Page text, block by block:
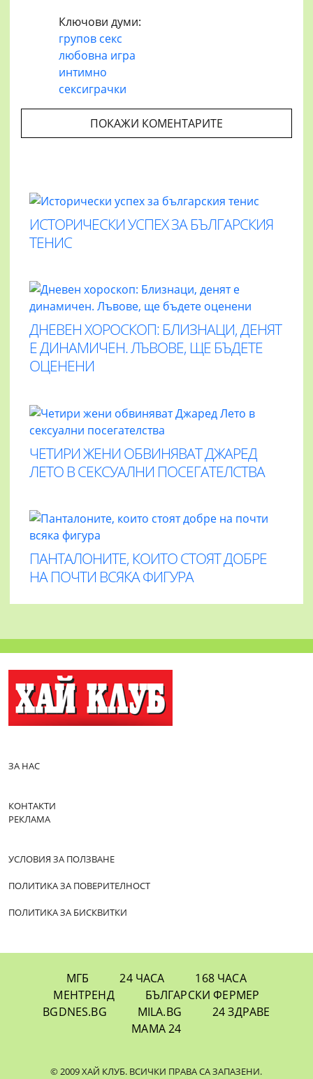
Ключови думи:
групов секс
любовна игра
интимно
сексиграчки
ПОКАЖИ КОМЕНТАРИТЕ
ИСТОРИЧЕСКИ УСПЕХ ЗА БЪЛГАРСКИЯ
ТЕНИС
ДНЕВЕН ХОРОСКОП: БЛИЗНАЦИ, ДЕНЯТ
Е ДИНАМИЧЕН. ЛЪВОВЕ, ЩЕ БЪДЕТЕ
ОЦЕНЕНИ
ЧЕТИРИ ЖЕНИ ОБВИНЯВАТ ДЖАРЕД
ЛЕТО В СЕКСУАЛНИ ПОСЕГАТЕЛСТВА
ПАНТАЛОНИТЕ, КОИТО СТОЯТ ДОБРЕ
НА ПОЧТИ ВСЯКА ФИГУРА
ЗА НАС
КОНТАКТИ
РЕКЛАМА
УСЛОВИЯ ЗА ПОЛЗВАНЕ
ПОЛИТИКА ЗА ПОВЕРИТЕЛНОСТ
ПОЛИТИКА ЗА БИСКВИТКИ
МГБ 24 ЧАСА
168 ЧАСА
МЕНТРЕНД
БЪЛГАРСКИ ФЕРМЕР
BGDNES.BG
MILA.BG
24 ЗДРАВЕ
МАМА 24
© 2009 ХАЙ КЛУБ. ВСИЧКИ ПРАВА СА ЗАПАЗЕНИ.